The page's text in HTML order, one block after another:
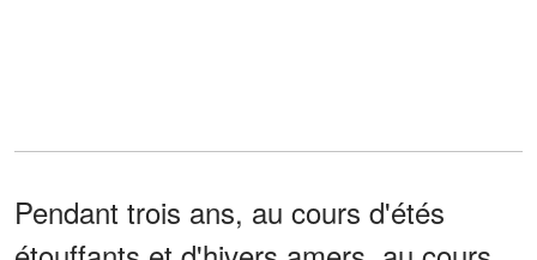
Pendant trois ans, au cours d'étés